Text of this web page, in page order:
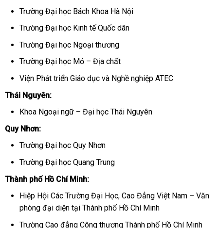
Trường Đại học Bách Khoa Hà Nội
Trường Đại học Kinh tế Quốc dân
Trường Đại học Ngoại thương
Trường Đại học Mỏ – Địa chất
Viện Phát triển Giáo dục và Nghề nghiệp ATEC
Thái Nguyên:
Khoa Ngoại ngữ – Đại học Thái Nguyên
Quy Nhơn:
Trường Đại học Quy Nhơn
Trường Đại học Quang Trung
Thành phố Hồ Chí Minh:
Hiệp Hội Các Trường Đại Học, Cao Đẳng Việt Nam – Văn
phòng đại diện tại Thành phố Hồ Chí Minh
Trường Cao đẳng Công thương Thành phố Hồ Chí Minh